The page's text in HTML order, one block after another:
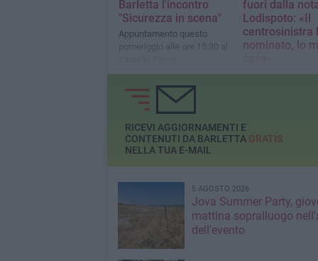
Barletta l'incontro
"Sicurezza in scena"
Appuntamento questo
pomeriggio alle ore 15:30 al
fuori dalla
Lodispoto: «Il
centrosinistra
nominato, lo
Il sindaco di
RICEVI AGGIORNAMENTI E
CONTENUTI DA BARLETTA GRATIS
NELLA TUA E-MAIL
5 AGOSTO 2026
Jova Summer Party,
mattina sopralluogo
dell'evento